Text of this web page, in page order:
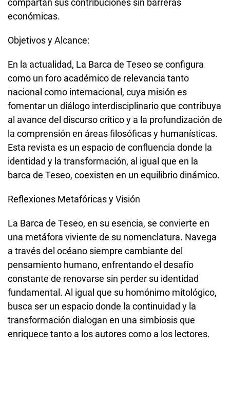
económicas.
Objetivos y Alcance:
En la actualidad, La Barca de Teseo se configura
como un foro académico de relevancia tanto
nacional como internacional, cuya misión es
fomentar un diálogo interdisciplinario que contribuya
al avance del discurso crítico y a la profundización de
la comprensión en áreas filosóficas y humanísticas.
Esta revista es un espacio de confluencia donde la
identidad y la transformación, al igual que en la
barca de Teseo, coexisten en un equilibrio dinámico.
Reflexiones Metafóricas y Visión
La Barca de Teseo, en su esencia, se convierte en
una metáfora viviente de su nomenclatura. Navega
a través del océano siempre cambiante del
pensamiento humano, enfrentando el desafío
constante de renovarse sin perder su identidad
fundamental. Al igual que su homónimo mitológico,
busca ser un espacio donde la continuidad y la
transformación dialogan en una simbiosis que
enriquece tanto a los autores como a los lectores.